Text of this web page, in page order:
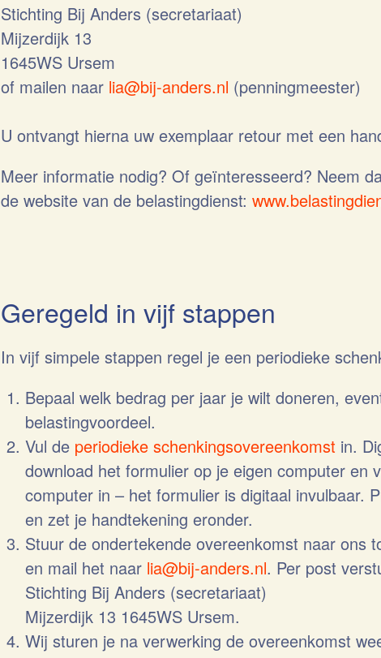
Stichting Bij Anders (secretariaat)
Mijzerdijk 13
1645WS Ursem
of mailen naar lia@bij-anders.nl (penningmeester)
U ontvangt hierna uw exemplaar retour met een
Meer informatie nodig? Of geïnteresseerd? Neem
de website van de belastingdienst:
Geregeld in vijf stappen
In vijf simpele stappen regel je een periodieke
Bepaal welk bedrag per jaar je wilt doneren,
belastingvoordeel.
Vul de periodieke schenkingsovereenkomst in.
download het formulier op je eigen computer en
computer in – het formulier is digitaal invulbaar.
en zet je handtekening eronder.
Stuur de ondertekende overeenkomst naar ons
en mail het naar lia@bij-anders.nl. Per post
Stichting Bij Anders (secretariaat)
Mijzerdijk 13 1645WS Ursem.
Wij sturen je na verwerking de overeenkomst